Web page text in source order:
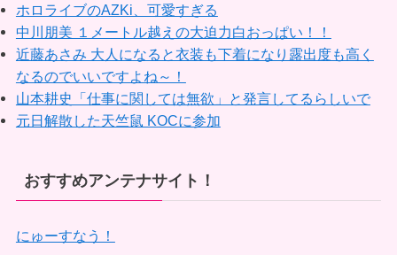
ホロライブのAZKi、可愛すぎる
中川朋美 １メートル越えの大迫力白おっぱい！！
近藤あさみ 大人になると衣装も下着になり露出度も高く
なるのでいいですよね～！
山本耕史「仕事に関しては無欲」と発言してるらしいで
元日解散した天竺鼠 KOCに参加
おすすめアンテナサイト！
にゅーすなう！